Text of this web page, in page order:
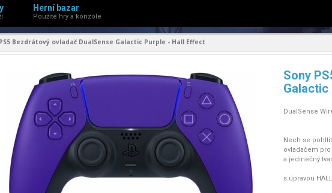
Herní bazar
Použité hry a konzole
Bezdrátový ovladač DualSense Galactic Purple - Hall Effect
Sony
DualSense
Nech se
ovladačem
a jedinečný
s úpravou